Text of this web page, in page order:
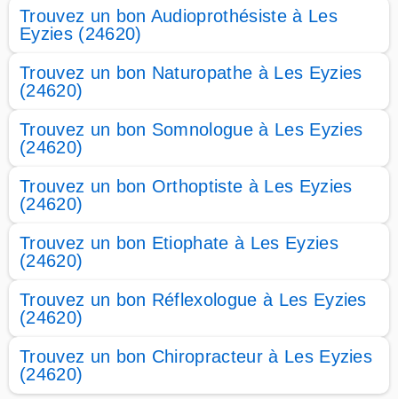
Trouvez un bon Audioprothésiste à Les
Eyzies (24620)
Trouvez un bon Naturopathe à Les Eyzies
(24620)
Trouvez un bon Somnologue à Les Eyzies
(24620)
Trouvez un bon Orthoptiste à Les Eyzies
(24620)
Trouvez un bon Etiophate à Les Eyzies
(24620)
Trouvez un bon Réflexologue à Les Eyzies
(24620)
Trouvez un bon Chiropracteur à Les Eyzies
(24620)